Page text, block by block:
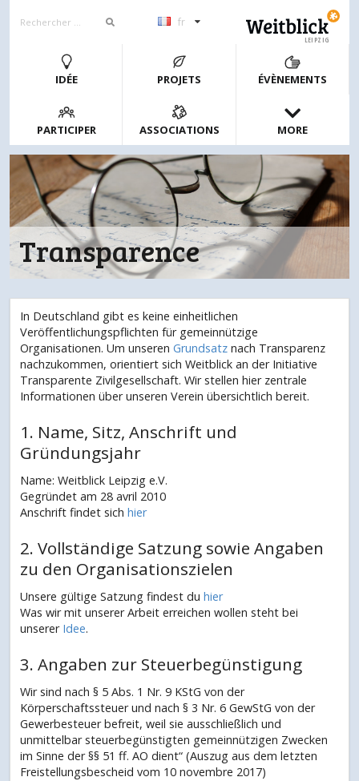
fr
LEIPZIG
IDÉE PROJETS ÉVÈNEMENTS
PARTICIPER ASSOCIATIONS MORE
Transparence
In Deutschland gibt es keine einheitlichen
Veröffentlichungspflichten für gemeinnützige
Organisationen. Um unseren Grundsatz nach Transparenz
nachzukommen, orientiert sich Weitblick an der Initiative
Transparente Zivilgesellschaft. Wir stellen hier zentrale
Informationen über unseren Verein übersichtlich bereit.
1. Name, Sitz, Anschrift und
Gründungsjahr
Name: Weitblick Leipzig e.V.
Gegründet am 28 avril 2010
Anschrift findet sich hier
2. Vollständige Satzung sowie Angaben
zu den Organisationszielen
Unsere gültige Satzung findest du hier
Was wir mit unserer Arbeit erreichen wollen steht bei
unserer Idee.
3. Angaben zur Steuerbegünstigung
Wir sind nach § 5 Abs. 1 Nr. 9 KStG von der
Körperschaftssteuer und nach § 3 Nr. 6 GewStG von der
Gewerbesteuer befreit, weil sie ausschließlich und
unmittelbar steuerbegünstigten gemeinnützigen Zwecken
im Sinne der §§ 51 ff. AO dient“ (Auszug aus dem letzten
Freistellungsbescheid vom 10 novembre 2017)